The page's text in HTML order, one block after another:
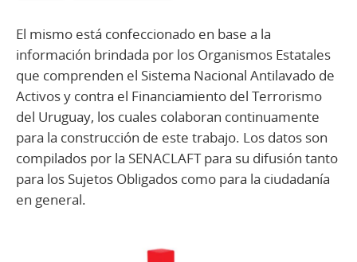
El mismo está confeccionado en base a la
información brindada por los Organismos Estatales
que comprenden el Sistema Nacional Antilavado de
Activos y contra el Financiamiento del Terrorismo
del Uruguay, los cuales colaboran continuamente
para la construcción de este trabajo. Los datos son
compilados por la SENACLAFT para su difusión tanto
para los Sujetos Obligados como para la ciudadanía
en general.